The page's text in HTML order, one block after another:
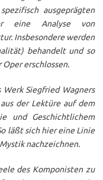
ausgeprägten
eine Analyse von
Insbesondere werden
behandelt und so
erschlossen.
Siegfried Wagners
der Lektüre auf dem
und Geschichtlichem
läßt sich hier eine Linie
nachzeichnen.
des Komponisten zu